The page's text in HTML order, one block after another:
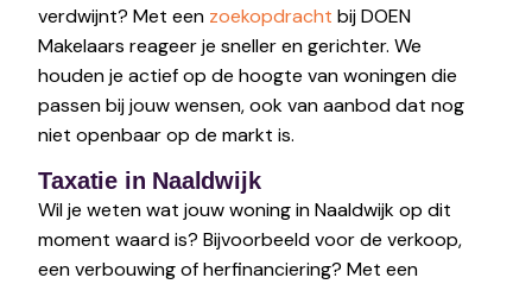
verdwijnt? Met een zoekopdracht bij DOEN
Makelaars reageer je sneller en gerichter. We
houden je actief op de hoogte van woningen die
passen bij jouw wensen, ook van aanbod dat nog
niet openbaar op de markt is.
Taxatie in Naaldwijk
Wil je weten wat jouw woning in Naaldwijk op dit
moment waard is? Bijvoorbeeld voor de verkoop,
een verbouwing of herfinanciering? Met een